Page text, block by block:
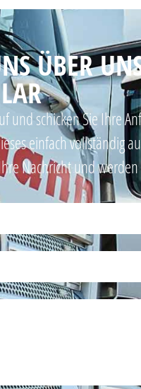
ÜBER
und schicken Sie Ihre
einfach vollständig
Nachricht und